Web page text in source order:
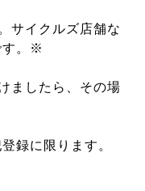
サイクルズ店舗な
す。※
ましたら、その場
録に限ります。